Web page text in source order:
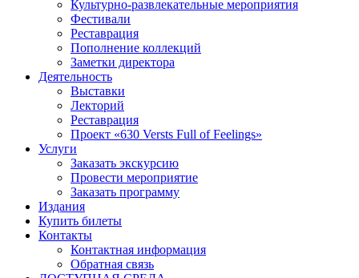
Культурно-развлекательные мероприятия
Фестивали
Реставрация
Пополнение коллекций
Заметки директора
Деятельность
Выставки
Лекторий
Реставрация
Проект «630 Versts Full of Feelings»
Услуги
Заказать экскурсию
Провести мероприятие
Заказать программу
Издания
Купить билеты
Контакты
Контактная информация
Обратная связь